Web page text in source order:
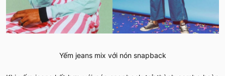
Yếm jeans mix với nón snapback